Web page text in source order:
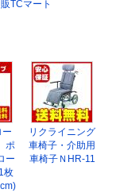
TCマート
ー
ポ
ー
枚
リクライニング
車椅子・介助用
車椅子ＮHR-11